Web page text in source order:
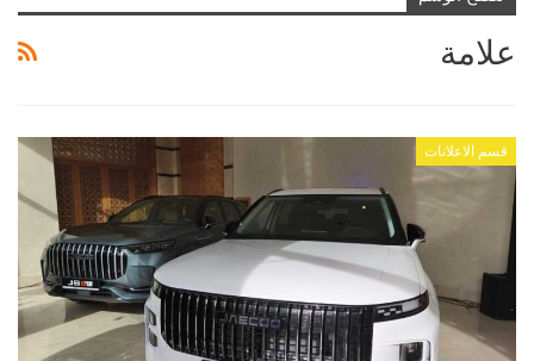
علامة
قسم الاعلانات